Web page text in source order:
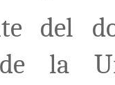
del
de la